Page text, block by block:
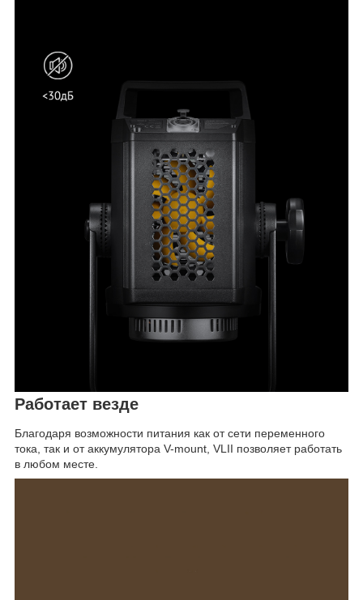
Работает везде
Благодаря возможности питания как от сети переменного
тока, так и от аккумулятора V-mount, VLII позволяет работать
в любом месте.